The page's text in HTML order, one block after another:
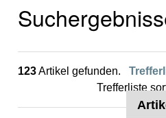
123Artikel gefunden.
Trefferliste